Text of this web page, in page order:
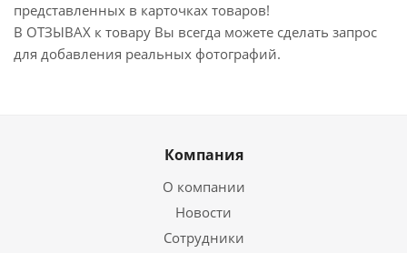
представленных в карточках товаров!
В ОТЗЫВАХ к товару Вы всегда можете сделать запрос
для добавления реальных фотографий.
Компания
О компании
Новости
Сотрудники